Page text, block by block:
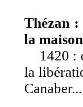
Thézan :
la
1420 :
la
Canaber...